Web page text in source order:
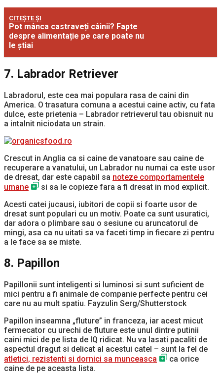
CITEȘTE ȘI
Pot mânca castraveți câinii? Fapte
despre alimentație pe care poate nu
le știai
7. Labrador Retriever
Labradorul, este cea mai populara rasa de caini din
America. O trasatura comuna a acestui caine activ, cu fata
dulce, este prietenia – Labrador retrieverul tau obisnuit nu
a intalnit niciodata un strain.
Crescut in Anglia ca si caine de vanatoare sau caine de
recuperare a vanatului, un Labrador nu numai ca este usor
de dresat, dar este capabil sa noteze comportamentele
umane
si sa le copieze fara a fi dresat in mod explicit.
Acesti catei jucausi, iubitori de copii si foarte usor de
dresat sunt populari cu un motiv. Poate ca sunt usuratici,
dar adora o plimbare sau o sesiune cu aruncatorul de
mingi, asa ca nu uitati sa va faceti timp in fiecare zi pentru
a le face sa se miste.
8. Papillon
Papillonii sunt inteligenti si luminosi si sunt suficient de
mici pentru a fi animale de companie perfecte pentru cei
care nu au mult spatiu. Fayzulin Serg/Shutterstock
Papillon inseamna „fluture” in franceza, iar acest micut
fermecator cu urechi de fluture este unul dintre putinii
caini mici de pe lista de IQ ridicat. Nu va lasati pacaliti de
aspectul dragut si delicat al acestui catel – sunt la fel de
atletici, rezistenti si dornici sa munceasca
ca orice
caine de pe aceasta lista.